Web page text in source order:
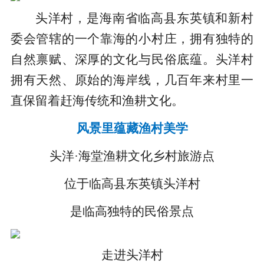
头洋村，是海南省临高县东英镇和新村
委会管辖的一个靠海的小村庄，拥有独特的
自然禀赋、深厚的文化与民俗底蕴。头洋村
拥有天然、原始的海岸线，几百年来村里一
直保留着赶海传统和渔耕文化。
风景里蕴藏渔村美学
头洋·海堂渔耕文化乡村旅游点
位于临高县东英镇头洋村
是临高独特的民俗景点
走进头洋村